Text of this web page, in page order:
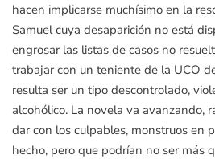
hacen implicarse muchísimo en la
Samuel cuya desaparición no está
engrosar las listas de casos no
trabajar con un teniente de la UCO
resulta ser un tipo descontrolado,
alcohólico. La novela va avanzando,
dar con los culpables, monstruos en
hecho, pero que podrían no ser más